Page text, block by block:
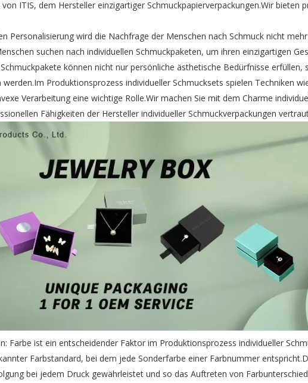
ITIS, dem Hersteller einzigartiger Schmuckpapierverpackungen.Wir bieten
Personalisierung wird die Nachfrage der Menschen nach Schmuck nicht
suchen nach individuellen Schmuckpaketen, um ihren einzigartigen
können nicht nur persönliche ästhetische Bedürfnisse erfüllen,
Produktionsprozess individueller Schmucksets spielen Techniken
Verarbeitung eine wichtige Rolle.Wir machen Sie mit dem Charme
Fähigkeiten der Hersteller individueller Schmuckverpackungen
Farbe ist ein entscheidender Faktor im Produktionsprozess individueller
Farbstandard, bei dem jede Sonderfarbe einer Farbnummer
bei jedem Druck gewährleistet und so das Auftreten von